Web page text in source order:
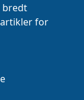
bredt
for